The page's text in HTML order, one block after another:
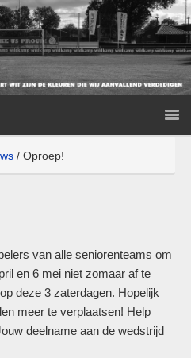
/ Oproep!
van alle seniorenteams om
en 6 mei niet zomaar af te
deze 3 zaterdagen. Hopelijk
meer te verplaatsen! Help
deelname aan de wedstrijd